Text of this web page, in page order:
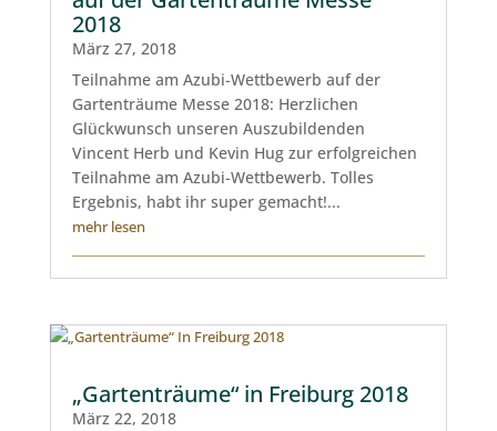
2018
März 27, 2018
Teilnahme am Azubi-Wettbewerb auf der
Gartenträume Messe 2018: Herzlichen
Glückwunsch unseren Auszubildenden
Vincent Herb und Kevin Hug zur erfolgreichen
Teilnahme am Azubi-Wettbewerb. Tolles
Ergebnis, habt ihr super gemacht!...
mehr lesen
„Gartenträume“ in Freiburg 2018
März 22, 2018